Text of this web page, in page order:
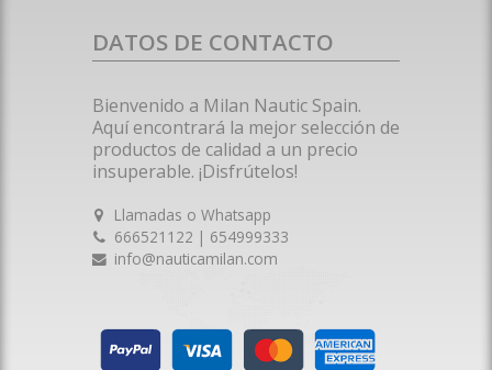
DATOS DE CONTACTO
Bienvenido a Milan Nautic Spain.
Aquí encontrará la mejor selección de
productos de calidad a un precio
insuperable. ¡Disfrútelos!
Llamadas o Whatsapp
666521122 | 654999333
info@nauticamilan.com